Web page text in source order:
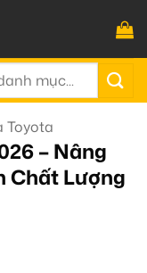
Toyota
– Nâng
Chất Lượng